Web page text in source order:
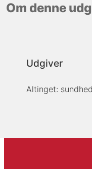
Om denne
Udgiver
Altinget: sundhed